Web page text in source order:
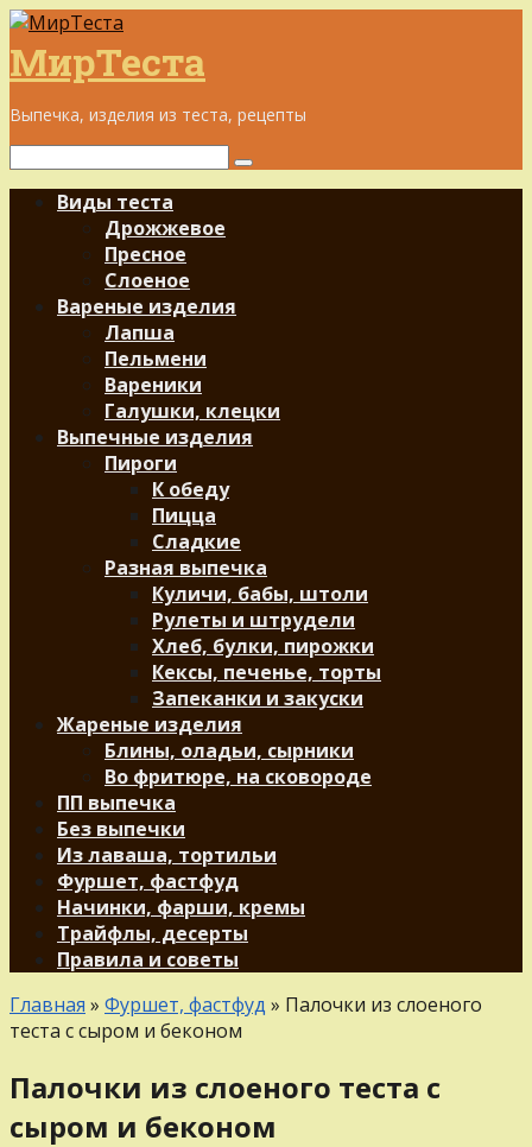
Перейти
к
контенту
МирТеста
Выпечка, изделия из теста, рецепты
Поиск:
Виды теста
Дрожжевое
Пресное
Слоеное
Вареные изделия
Лапша
Пельмени
Вареники
Галушки, клецки
Выпечные изделия
Пироги
К обеду
Пицца
Сладкие
Разная выпечка
Куличи, бабы, штоли
Рулеты и штрудели
Хлеб, булки, пирожки
Кексы, печенье, торты
Запеканки и закуски
Жареные изделия
Блины, оладьи, сырники
Во фритюре, на сковороде
ПП выпечка
Без выпечки
Из лаваша, тортильи
Фуршет, фастфуд
Начинки, фарши, кремы
Трайфлы, десерты
Правила и советы
Главная » Фуршет, фастфуд » Палочки из слоеного
теста с сыром и беконом
Палочки из слоеного теста с
сыром и беконом